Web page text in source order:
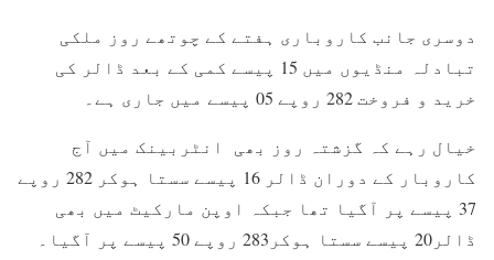
دوسری جانب کاروباری ہفتے کے چوتھے روز ملکی
تبادلہ منڈیوں میں 15 پیسے کمی کے بعد ڈالر کی
خرید و فروخت 282 روپے 05 پیسے میں جاری ہے۔
خیال رہے کہ گزشتہ روز بھی انٹربینک میں آج
کاروبار کے دوران ڈالر 16 پیسے سستا ہوکر 282 روپے
37 پیسے پر آگیا تھا جبکہ اوپن مارکیٹ میں بھی
ڈالر20 پیسے سستا ہوکر283 روپے 50 پیسے پر آگیا۔